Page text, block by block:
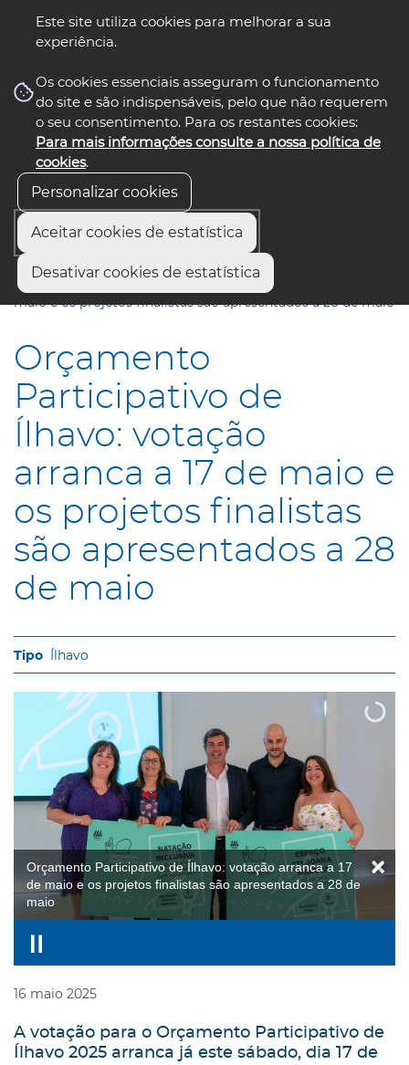
Este site utiliza cookies para melhorar a sua
experiência.
Os cookies essenciais asseguram o funcionamento
do site e são indispensáveis, pelo que não requerem
o seu consentimento. Para os restantes cookies:
Para mais informações consulte a nossa política de
cookies.
Personalizar cookies
Aceitar cookies de estatística
Desativar cookies de estatística
nos select language
Início
Orçamento Participativo de Ílhavo: votação arranca a 17 de
maio e os projetos finalistas são apresentados a 28 de maio
Orçamento
Participativo de
Ílhavo: votação
arranca a 17 de maio e
os projetos finalistas
são apresentados a 28
de maio
Ílhavo
Orçamento Participativo de Ílhavo: votação arranca a 17
de maio e os projetos finalistas são apresentados a 28 de
maio
16 maio 2025
A votação para o Orçamento Participativo de
Ílhavo 2025 arranca já este sábado, dia 17 de